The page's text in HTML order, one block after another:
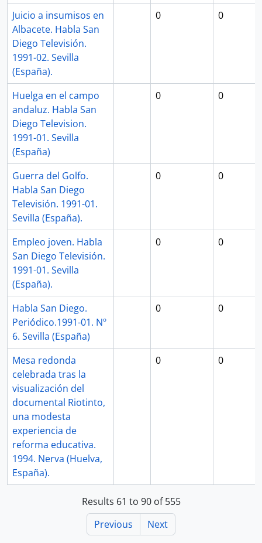
Juicio a insumisos en
Albacete. Habla San
Diego Televisión.
1991-02. Sevilla
(España).
0 0
Huelga en el campo
andaluz. Habla San
Diego Television.
1991-01. Sevilla
(España)
0 0
Guerra del Golfo.
Habla San Diego
Televisión. 1991-01.
Sevilla (España).
0 0
Empleo joven. Habla
San Diego Televisión.
1991-01. Sevilla
(España).
0 0
Habla San Diego.
Periódico.1991-01. Nº
6. Sevilla (España)
0 0
Mesa redonda
celebrada tras la
visualización del
documental Riotinto,
una modesta
experiencia de
reforma educativa.
1994. Nerva (Huelva,
España).
0 0
Results 61 to 90 of 555
Previous
Next